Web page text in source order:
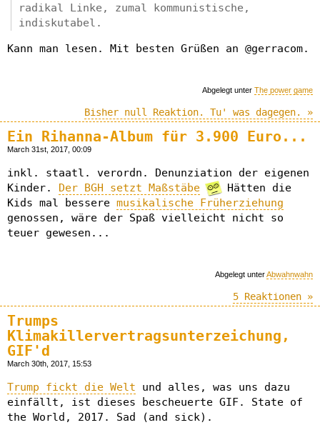
radikal Linke, zumal kommunistische,
indiskutabel.
Kann man lesen. Mit besten Grüßen an @gerracom.
Abgelegt unter The power game
Bisher null Reaktion. Tu' was dagegen. »
Ein Rihanna-Album für 3.900 Euro...
March 31st, 2017, 00:09
inkl. staatl. verordn. Denunziation der eigenen
Kinder. Der BGH setzt Maßstäbe
Hätten die
Kids mal bessere musikalische Früherziehung
genossen, wäre der Spaß vielleicht nicht so
teuer gewesen...
Abgelegt unterAbwahnwahn
5 Reaktionen »
Trumps
Klimakillervertragsunterzeichung,
GIF'd
March 30th, 2017, 15:53
Trump fickt die Welt und alles, was uns dazu
einfällt, ist dieses bescheuerte GIF. State of
the World, 2017. Sad (and sick).